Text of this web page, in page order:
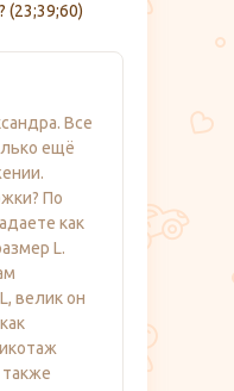
(23;39;60)
Все
ещё
По
как
L.
велик он
также